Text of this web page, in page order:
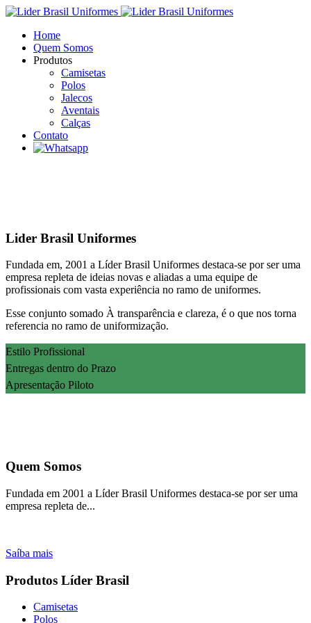
Home
Quem Somos
Produtos
Camisetas
Polos
Jalecos
Aventais
Calças
Contato
Lider Brasil Uniformes
Fundada em, 2001 a Líder Brasil Uniformes destaca-se por ser uma
empresa repleta de ideias novas e aliadas a uma equipe de
profissionais com vasta experiência no ramo de uniformes.
Esse conjunto somado À transparência e clareza, é o que nos torna
referencia no ramo de uniformização.
Estilo Profissional
Entregas dentro do Prazo
Apresentação Piloto
Quem Somos
Fundada em 2001 a Líder Brasil Uniformes destaca-se por ser uma
empresa repleta de...
Saíba mais
Produtos Líder Brasil
Camisetas
Polos